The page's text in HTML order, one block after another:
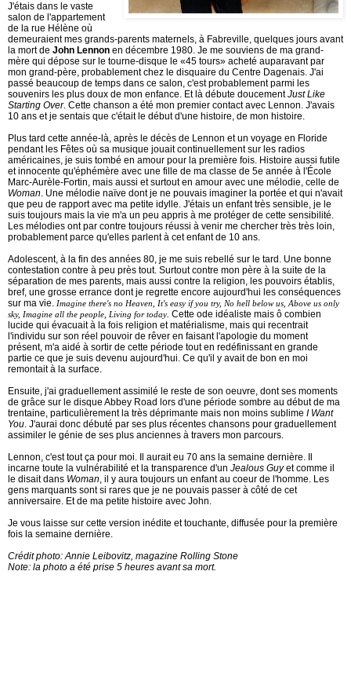
J'étais dans le vaste
salon de l'appartement
de la rue Hélène où
demeuraient mes grands-parents maternels, à Fabreville, quelques jours avant
la mort de John Lennon en décembre 1980. Je me souviens de ma grand-
mère qui dépose sur le tourne-disque le «45 tours» acheté auparavant par
mon grand-père, probablement chez le disquaire du Centre Dagenais. J'ai
passé beaucoup de temps dans ce salon, c'est probablement parmi les
souvenirs les plus doux de mon enfance. Et là débute doucementJust Like
Starting Over. Cette chanson a été mon premier contact avec Lennon. J'avais
10 ans et je sentais que c'était le début d'une histoire, de mon histoire.
Plus tard cette année-là, après le décès de Lennon et un voyage en Floride
pendant les Fêtes où sa musique jouait continuellement sur les radios
américaines, je suis tombé en amour pour la première fois. Histoire aussi futile
et innocente qu'éphémère avec une fille de ma classe de 5e année à l'École
Marc-Aurèle-Fortin, mais aussi et surtout en amour avec une mélodie, celle de
Woman. Une mélodie naïve dont je ne pouvais imaginer la portée et qui n'avait
que peu de rapport avec ma petite idylle. J'étais un enfant très sensible, je le
suis toujours mais la vie m'a un peu appris à me protéger de cette sensibilité.
Les mélodies ont par contre toujours réussi à venir me chercher très très loin,
probablement parce qu'elles parlent à cet enfant de 10 ans.
Adolescent, à la fin des années 80, je me suis rebellé sur le tard. Une bonne
contestation contre à peu près tout. Surtout contre mon père à la suite de la
séparation de mes parents, mais aussi contre la religion, les pouvoirs établis,
bref, une grosse errance dont je regrette encore aujourd'hui les conséquences
sur ma vie. Imagine there's no Heaven, It's easy if you try, No hell below us, Above us only
sky, Imagine all the people, Living for today. Cette ode idéaliste mais ô combien
lucide qui évacuait à la fois religion et matérialisme, mais qui recentrait
l'individu sur son réel pouvoir de rêver en faisant l'apologie du moment
présent, m'a aidé à sortir de cette période tout en redéfinissant en grande
partie ce que je suis devenu aujourd'hui. Ce qu'il y avait de bon en moi
remontait à la surface.
Ensuite, j'ai graduellement assimilé le reste de son oeuvre, dont ses moments
de grâce sur le disque Abbey Road lors d'une période sombre au début de ma
trentaine, particulièrement la très déprimante mais non moins sublime I Want
You. J'aurai donc débuté par ses plus récentes chansons pour graduellement
assimiler le génie de ses plus anciennes à travers mon parcours.
Lennon, c'est tout ça pour moi. Il aurait eu 70 ans la semaine dernière. Il
incarne toute la vulnérabilité et la transparence d'un Jealous Guyet comme il
le disait dans Woman, il y aura toujours un enfant au coeur de l'homme. Les
gens marquants sont si rares que je ne pouvais passer à côté de cet
anniversaire. Et de ma petite histoire avec John.
Je vous laisse sur cette version inédite et touchante, diffusée pour la première
fois la semaine dernière.
Crédit photo: Annie Leibovitz, magazine Rolling Stone
Note: la photo a été prise 5 heures avant sa mort.